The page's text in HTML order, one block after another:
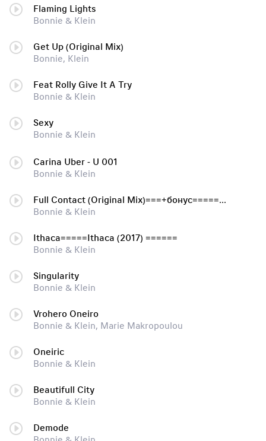
Flaming Lights
Воnniе & Кlеin
Get Up (Original Mix)
Bonnie, Klein
Feat Rolly Give It A Try
Воnniе & Кlеin
Sexy
Bonnie & Klein
Carina Uber - U 001
Bonnie & Klein
Full Contact (Original Mix)===+бонус========
Bonnie & Klein
Ithaca=====Ithаса (2017) ======
Bonnie & Klein
Singularity
Bonnie & Klein
Vrohero Oneiro
Bonnie & Klein, Marie Makropoulou
Oneiric
Bonnie & Klein
Beautifull City
Bonnie & Klein
Demode